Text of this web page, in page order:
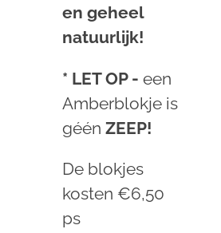
en geheel
natuurlijk!
* LET OP - een
Amberblokje is
géén ZEEP!
De blokjes
kosten €6,50
ps